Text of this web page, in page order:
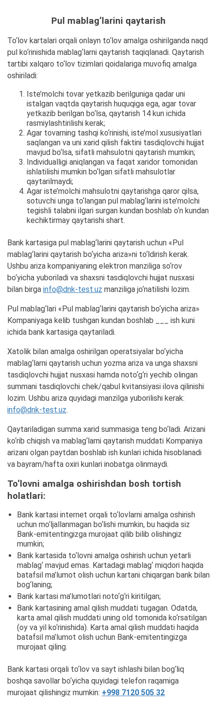
Pul mablag‘larini qaytarish
To‘lov kartalari orqali onlayn to‘lov amalga oshirilganda naqd
pul ko‘rinishida mablag‘larni qaytarish taqiqlanadi. Qaytarish
tartibi xalqaro to‘lov tizimlari qoidalariga muvofiq amalga
oshiriladi:
Iste’molchi tovar yetkazib berilguniga qadar uni
istalgan vaqtda qaytarish huquqiga ega, agar tovar
yetkazib berilgan bo‘lsa, qaytarish 14 kun ichida
rasmiylashtirilishi kerak;
Agar tovarning tashqi ko‘rinishi, iste’mol xususiyatlari
saqlangan va uni xarid qilish faktini tasdiqlovchi hujjat
mavjud bo‘lsa, sifatli mahsulotni qaytarish mumkin;
Individualligi aniqlangan va faqat xaridor tomonidan
ishlatilishi mumkin bo‘lgan sifatli mahsulotlar
qaytarilmaydi;
Agar iste’molchi mahsulotni qaytarishga qaror qilsa,
sotuvchi unga to‘langan pul mablag‘larini iste’molchi
tegishli talabni ilgari surgan kundan boshlab o‘n kundan
kechiktirmay qaytarishi shart.
Bank kartasiga pul mablag‘larini qaytarish uchun «Pul
mablag‘larini qaytarish bo‘yicha ariza»ni to‘ldirish kerak.
Ushbu ariza kompaniyaning elektron manziliga so‘rov
bo‘yicha yuboriladi va shaxsni tasdiqlovchi hujjat nusxasi
bilan birga info@dnk-test.uz manziliga jo‘natilishi lozim.
Pul mablag‘lari «Pul mablag‘larini qaytarish bo‘yicha ariza»
Kompaniyaga kelib tushgan kundan boshlab ___ ish kuni
ichida bank kartasiga qaytariladi.
Xatolik bilan amalga oshirilgan operatsiyalar bo‘yicha
mablag‘larni qaytarish uchun yozma ariza va unga shaxsni
tasdiqlovchi hujjat nusxasi hamda noto‘g‘ri yechib olingan
summani tasdiqlovchi chek/qabul kvitansiyasi ilova qilinishi
lozim. Ushbu ariza quyidagi manzilga yuborilishi kerak:
info@dnk-test.uz.
Qaytariladigan summa xarid summasiga teng bo‘ladi. Arizani
ko‘rib chiqish va mablag‘larni qaytarish muddati Kompaniya
arizani olgan paytdan boshlab ish kunlari ichida hisoblanadi
va bayram/hafta oxiri kunlari inobatga olinmaydi.
To‘lovni amalga oshirishdan bosh tortish
holatlari:
Bank kartasi internet orqali to‘lovlarni amalga oshirish
uchun mo‘ljallanmagan bo‘lishi mumkin, bu haqida siz
Bank-emitentingizga murojaat qilib bilib olishingiz
mumkin;
Bank kartasida to‘lovni amalga oshirish uchun yetarli
mablag‘ mavjud emas. Kartadagi mablag‘ miqdori haqida
batafsil ma’lumot olish uchun kartani chiqargan bank bilan
bog‘laning;
Bank kartasi ma’lumotlari noto‘g‘ri kiritilgan;
Bank kartasining amal qilish muddati tugagan. Odatda,
karta amal qilish muddati uning old tomonida ko‘rsatilgan
(oy va yil ko‘rinishida). Karta amal qilish muddati haqida
batafsil ma’lumot olish uchun Bank-emitentingizga
murojaat qiling.
Bank kartasi orqali to‘lov va sayt ishlashi bilan bog‘liq
boshqa savollar bo‘yicha quyidagi telefon raqamiga
murojaat qilishingiz mumkin: +998 7120 505 32